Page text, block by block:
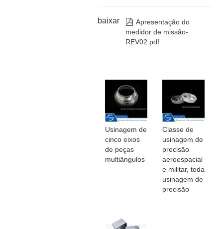
baixar  Apresentação do
medidor de missão-
REV02.pdf
Usinagem de
cinco eixos
de peças
multiângulos
Classe de
usinagem de
precisão
aeroespacial
e militar, toda
usinagem de
precisão